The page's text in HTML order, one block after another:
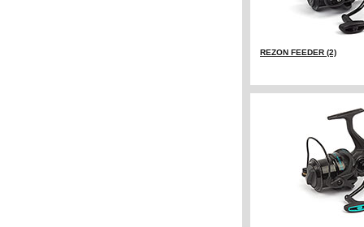
REZON FEEDER (2)